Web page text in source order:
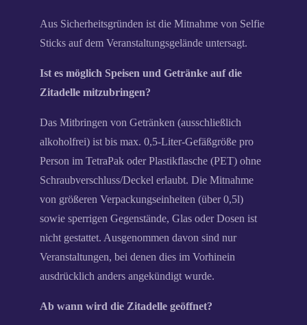
Aus Sicherheitsgründen ist die Mitnahme von Selfie
Sticks auf dem Veranstaltungsgelände untersagt.
Ist es möglich Speisen und Getränke auf die
Zitadelle mitzubringen?
Das Mitbringen von Getränken (ausschließlich
alkoholfrei) ist bis max. 0,5-Liter-Gefäßgröße pro
Person im TetraPak oder Plastikflasche (PET) ohne
Schraubverschluss/Deckel erlaubt. Die Mitnahme
von größeren Verpackungseinheiten (über 0,5l)
sowie sperrigen Gegenstände, Glas oder Dosen ist
nicht gestattet. Ausgenommen davon sind nur
Veranstaltungen, bei denen dies im Vorhinein
ausdrücklich anders angekündigt wurde.
Ab wann wird die Zitadelle geöffnet?